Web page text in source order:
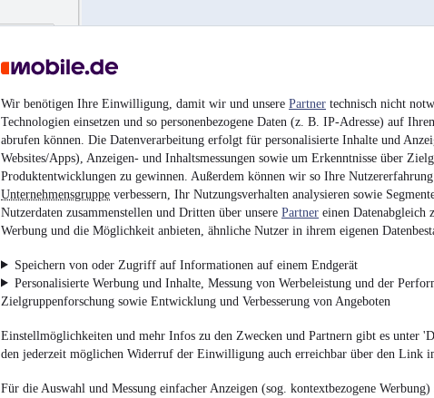
Wir benötigen Ihre Einwilligung, damit wir und unsere Partner technisch nicht
Technologien einsetzen und so personenbezogene Daten (z. B. IP-Adresse) auf
abrufen können. Die Datenverarbeitung erfolgt für personalisierte Inhalte und
Websites/Apps), Anzeigen- und Inhaltsmessungen sowie um Erkenntnisse über
Produktentwicklungen zu gewinnen. Außerdem können wir so Ihre
Unternehmensgruppe verbessern, Ihr Nutzungsverhalten analysieren sowie
Nutzerdaten zusammenstellen und Dritten über unsere Partner einen Datenabgleich
Werbung und die Möglichkeit anbieten, ähnliche Nutzer in ihrem eigenen
Speichern von oder Zugriff auf Informationen auf einem Endgerät
Personalisierte Werbung und Inhalte, Messung von Werbeleistung und der
Zielgruppenforschung sowie Entwicklung und Verbesserung von Angeboten
Einstellmöglichkeiten und mehr Infos zu den Zwecken und Partnern gibt es unter
den jederzeit möglichen Widerruf der Einwilligung auch erreichbar über den Link
Für die Auswahl und Messung einfacher Anzeigen (sog. kontextbezogene
9.999 €
Unfallfrei